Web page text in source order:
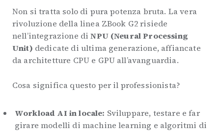
Non si tratta solo di pura potenza bruta. La vera
rivoluzione della linea ZBook G2 risiede
nell’integrazione diNPU (Neural Processing
Unit) dedicate di ultima generazione, affiancate
da architetture CPU e GPU all’avanguardia.
Cosa significa questo per il professionista?
Workload AI in locale: Sviluppare, testare e far
girare modelli di machine learning e algoritmi di